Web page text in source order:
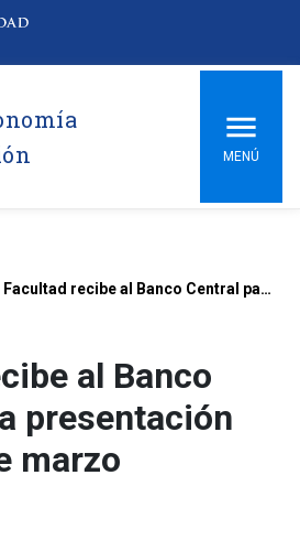
MENÚ
Facultad recibe al Banco Central para presentación del IPoM de marzo
al Banco
presentación
marzo